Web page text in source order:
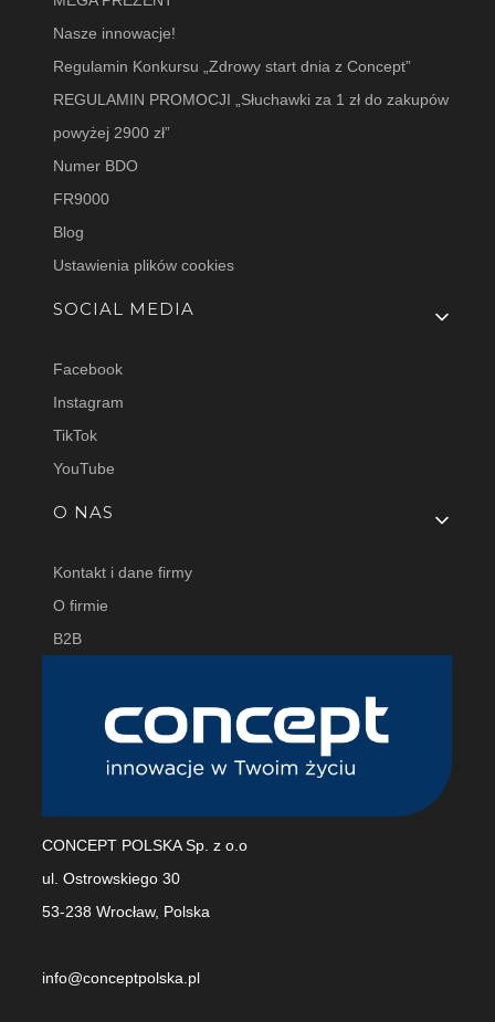
Nasze innowacje!
Regulamin Konkursu „Zdrowy start dnia z Concept”
REGULAMIN PROMOCJI „Słuchawki za 1 zł do zakupów
powyżej 2900 zł”
Numer BDO
FR9000
Blog
Ustawienia plików cookies
SOCIAL MEDIA
Facebook
Instagram
TikTok
YouTube
O NAS
Kontakt i dane firmy
O firmie
B2B
CONCEPT POLSKA Sp. z o.o
ul. Ostrowskiego 30
53-238 Wrocław, Polska
info@conceptpolska.pl